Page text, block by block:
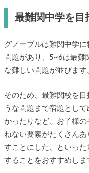
最難関中学を目
グノーブルは難関中学
問題があり、5~6は最難
な難しい問題が並びます
そのため、最難関校を
うな問題まで宿題とし
かったりなど、お子様
ねない要素がたくさん
すことにした、といっ
することをおすすめしま